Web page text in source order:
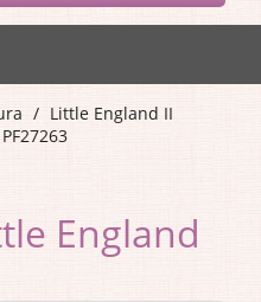
Little England II
England